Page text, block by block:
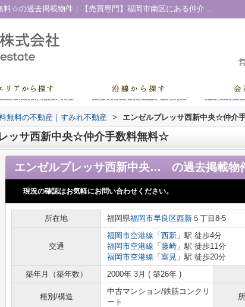
エンゼルブレッサ西新中央☆仲介手数料無料☆の過去掲載物件｜【売買専門】福岡市南区にある仲介手数料無料の不動産｜すみれ不動産
無料の不動産｜すみれ不動産 > エンゼルブレッサ西新中央☆仲介
ッサ西新中央☆仲介手数料無料☆
エンゼルブレッサ西新中央☆仲介手数料無料☆ の過去掲載物
現況の確認はお気軽にお問い合わせください。
所在地 福岡県福岡市早良区西新 ５丁目8-5
交通
福岡市空港線 「 西新 」駅 徒歩4分
福岡市空港線 「 藤崎 」駅 徒歩11分
福岡市空港線 「 室見 」駅 徒歩20分
築年月（築年数）
2000年 3月 ( 築26年 )
種別/構造
中古マンション/鉄筋コンクリ
ート